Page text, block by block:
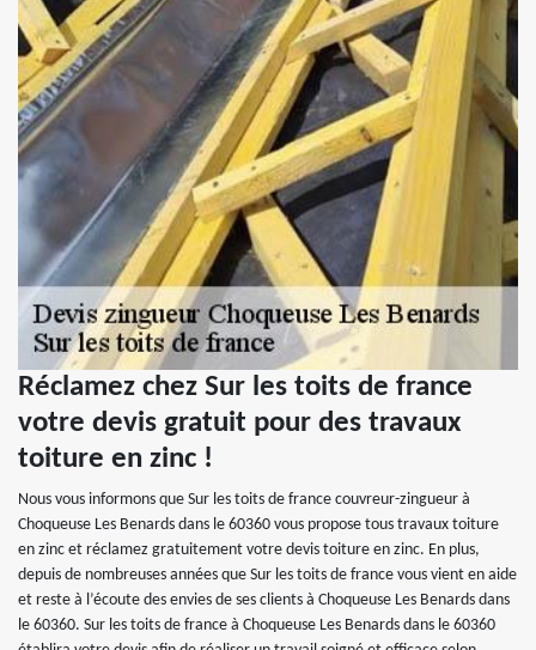
Réclamez chez Sur les toits de france
votre devis gratuit pour des travaux
toiture en zinc !
Nous vous informons que Sur les toits de france couvreur-zingueur à
Choqueuse Les Benards dans le 60360 vous propose tous travaux toiture
en zinc et réclamez gratuitement votre devis toiture en zinc. En plus,
depuis de nombreuses années que Sur les toits de france vous vient en aide
et reste à l’écoute des envies de ses clients à Choqueuse Les Benards dans
le 60360. Sur les toits de france à Choqueuse Les Benards dans le 60360